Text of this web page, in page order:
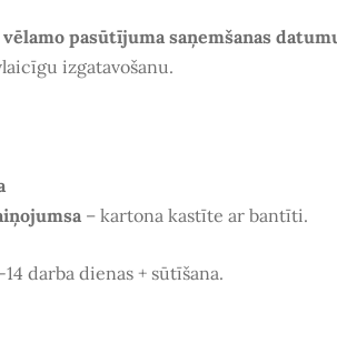
pasūtījuma saņemšanas
izgatavošanu.
– kartona kastīte ar bantīti.
14 darba dienas + sūtīšana.